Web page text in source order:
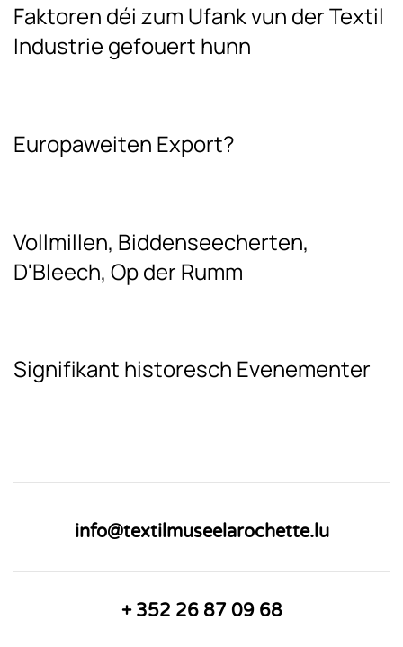
Faktoren déi zum Ufank vun der Textil
Industrie gefouert hunn
Europaweiten Export?
Vollmillen, Biddenseecherten,
D'Bleech, Op der Rumm
Signifikant historesch Evenementer
info@textilmuseelarochette.lu
+ 352 26 87 09 68